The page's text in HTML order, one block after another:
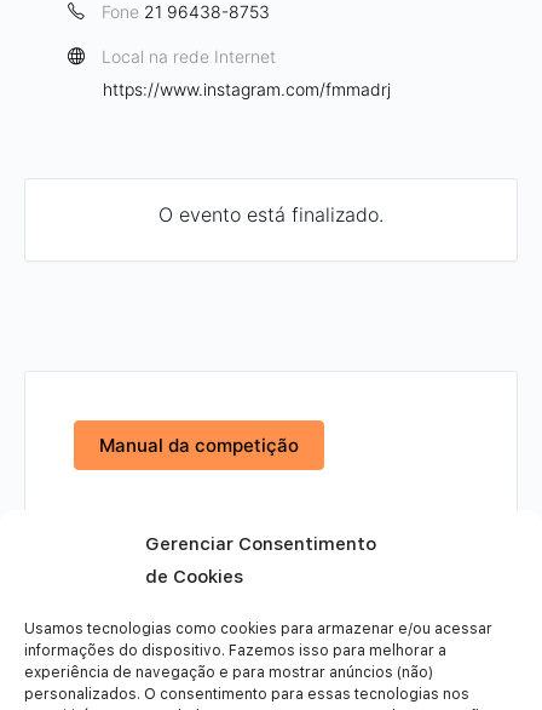
Gerenciar Consentimento
de Cookies
Usamos tecnologias como cookies para armazenar e/ou acessar
informações do dispositivo. Fazemos isso para melhorar a
experiência de navegação e para mostrar anúncios (não)
personalizados. O consentimento para essas tecnologias nos
Fone 21 96438-8753
Local na rede Internet
https://www.instagram.com/fmmadrj
O evento está finalizado.
Manual da competição
+ Adicionar ao Google Agenda